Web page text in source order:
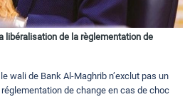
libéralisation de la règlementation de
wali de Bank Al-Maghrib n’exclut pas un
de change en cas de choc